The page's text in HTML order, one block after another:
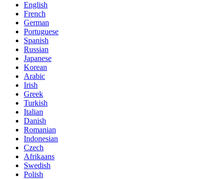
English
French
German
Portuguese
Spanish
Russian
Japanese
Korean
Arabic
Irish
Greek
Turkish
Italian
Danish
Romanian
Indonesian
Czech
Afrikaans
Swedish
Polish